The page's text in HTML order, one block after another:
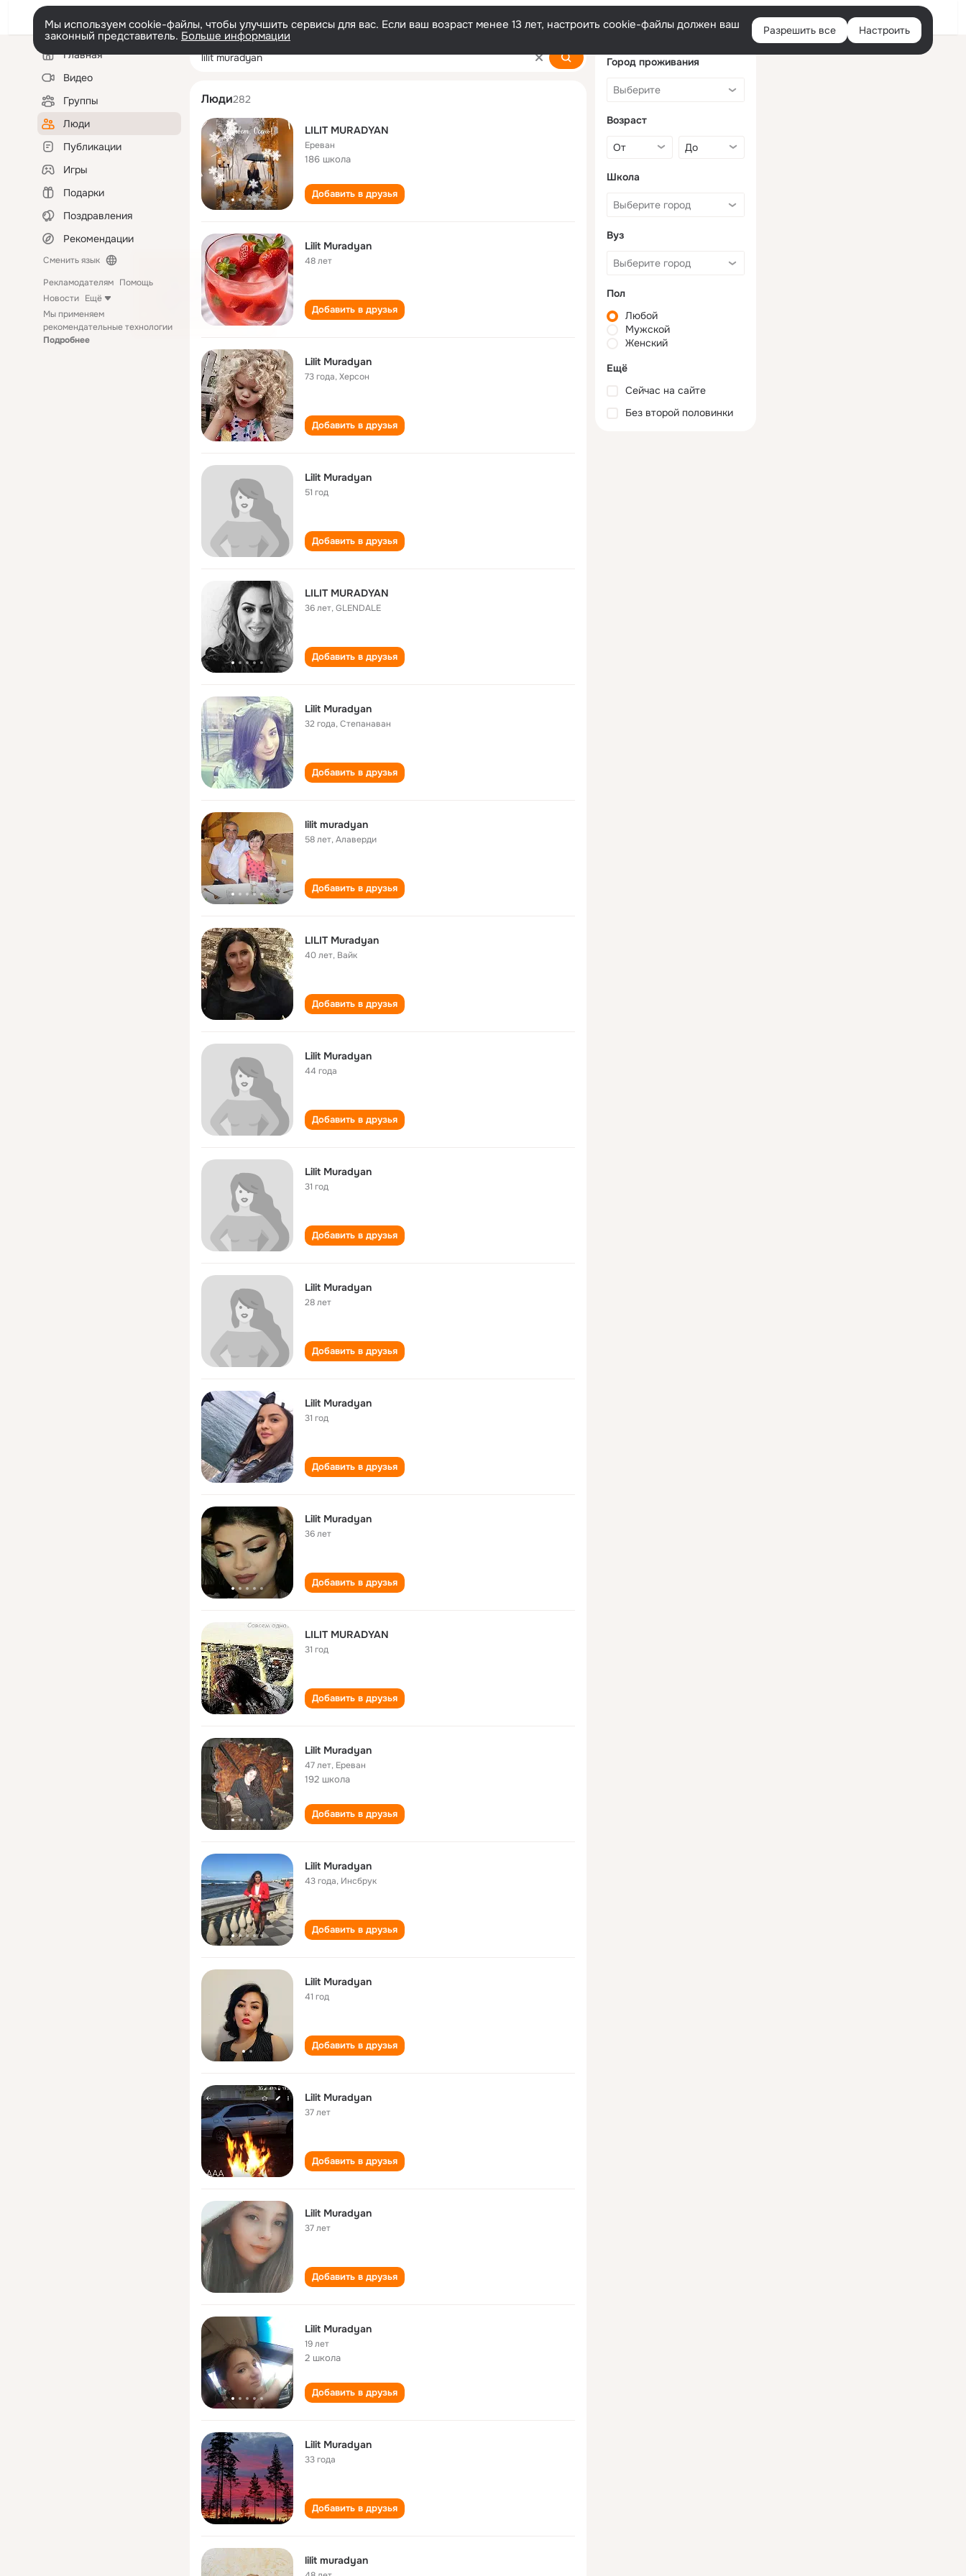
Войти
Мы используем cookie-файлы, чтобы улучшить сервисы для вас. Если ваш возраст менее 13 лет, настроить cookie-файлы должен ваш
законный представитель. Больше информации Разрешить все Настроить
Левая
колонкаГлавная
Видео
Группы
Люди
Публикации
Игры
Подарки
Поздравления
Рекомендации
Сменить язык
Рекламодателям Помощь
Новости Ещё
Мы применяем
рекомендательные технологии
Подробнее
lilit muradyan
Люди282
LILIT MURADYAN
Ереван
186 школа
Добавить в друзья
Lilit Muradyan
48 лет
Добавить в друзья
Lilit Muradyan
73 года,Херсон
Добавить в друзья
Lilit Muradyan
51 год
Добавить в друзья
LILIT MURADYAN
36 лет,GLENDALE
Добавить в друзья
Lilit Muradyan
32 года,Степанаван
Добавить в друзья
lilit muradyan
58 лет,Алаверди
Добавить в друзья
LILIT Muradyan
40 лет, Вайк
Добавить в друзья
Lilit Muradyan
44 года
Добавить в друзья
Lilit Muradyan
31 год
Добавить в друзья
Lilit Muradyan
28 лет
Добавить в друзья
Lilit Muradyan
31 год
Добавить в друзья
Lilit Muradyan
36 лет
Добавить в друзья
LILIT MURADYAN
31 год
Добавить в друзья
Lilit Muradyan
47 лет, Ереван
192 школа
Добавить в друзья
Lilit Muradyan
43 года, Инсбрук
Добавить в друзья
Lilit Muradyan
41 год
Добавить в друзья
Lilit Muradyan
37 лет
Добавить в друзья
Lilit Muradyan
37 лет
Добавить в друзья
Lilit Muradyan
19 лет
2 школа
Добавить в друзья
Lilit Muradyan
33 года
Добавить в друзья
lilit muradyan
Город проживания
Возраст
Школа
Вуз
Пол
Любой
Мужской
Женский
Ещё
Сейчас на сайте
Без второй половинки